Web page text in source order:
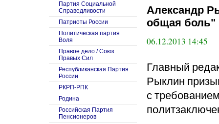
Александр
общая боль"
06.12.2013 14:45
Главный
Рыклин
с
Партия Социальной
Справедливости
Патриоты России
Политическая партия
Воля
Правое дело / Союз
Правых Сил
Республиканская Партия
России
РКРП-РПК
Родина
Российская Партия
Пенсионеров